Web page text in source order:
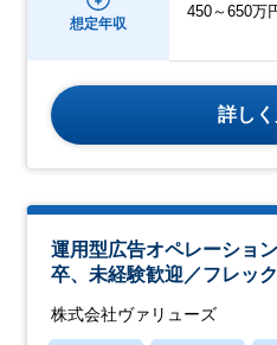
想定年収
450～650万
詳し
運用型広告オペレーショ
卒、未経験歓迎／フレック
株式会社ヴァリューズ